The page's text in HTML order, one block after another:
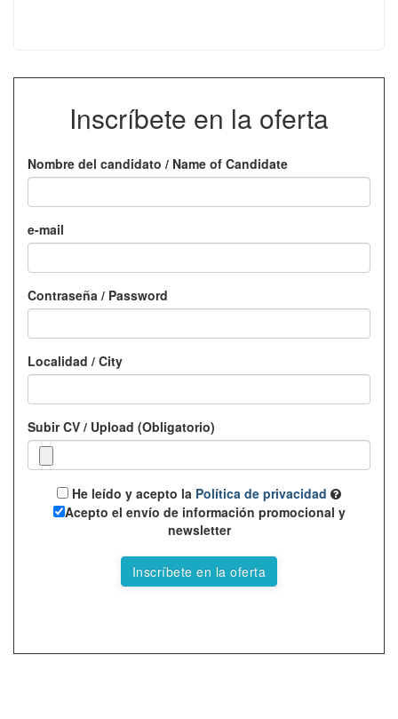
Inscríbete en la oferta
Nombre del candidato / Name of Candidate
e-mail
Contraseña / Password
Localidad / City
Subir CV / Upload (Obligatorio)
He leído y acepto la Política de privacidad
Acepto el envío de información promocional y
newsletter
Inscríbete en la oferta